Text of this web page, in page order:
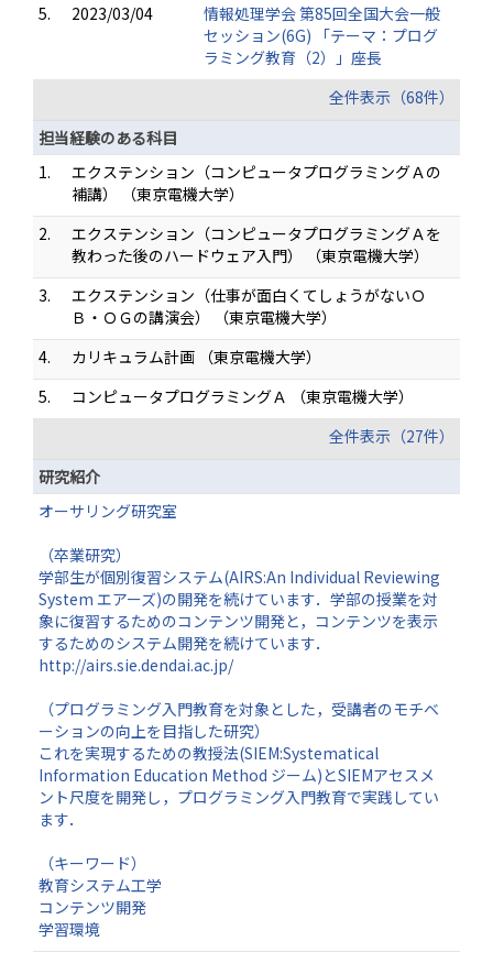
5.
2023/03/04
情報処理学会 第85回全国大会一般
セッション(6G) 「テーマ：プログ
ラミング教育（2）」座長
全件表示（68件）
担当経験のある科目
1.
エクステンション（コンピュータプログラミングＡの
補講） （東京電機大学）
2.
エクステンション（コンピュータプログラミングＡを
教わった後のハードウェア入門） （東京電機大学）
3.
エクステンション（仕事が面白くてしょうがないＯ
Ｂ・ＯＧの講演会） （東京電機大学）
4.
カリキュラム計画 （東京電機大学）
5.
コンピュータプログラミングＡ （東京電機大学）
全件表示（27件）
研究紹介
オーサリング研究室
（卒業研究）
学部生が個別復習システム(AIRS:An Individual Reviewing
System エアーズ)の開発を続けています．学部の授業を対
象に復習するためのコンテンツ開発と，コンテンツを表示
するためのシステム開発を続けています．
http://airs.sie.dendai.ac.jp/
（プログラミング入門教育を対象とした，受講者のモチベ
ーションの向上を目指した研究）
これを実現するための教授法(SIEM:Systematical
Information Education Method ジーム)とSIEMアセスメ
ント尺度を開発し，プログラミング入門教育で実践してい
ます．
（キーワード）
教育システム工学
コンテンツ開発
学習環境